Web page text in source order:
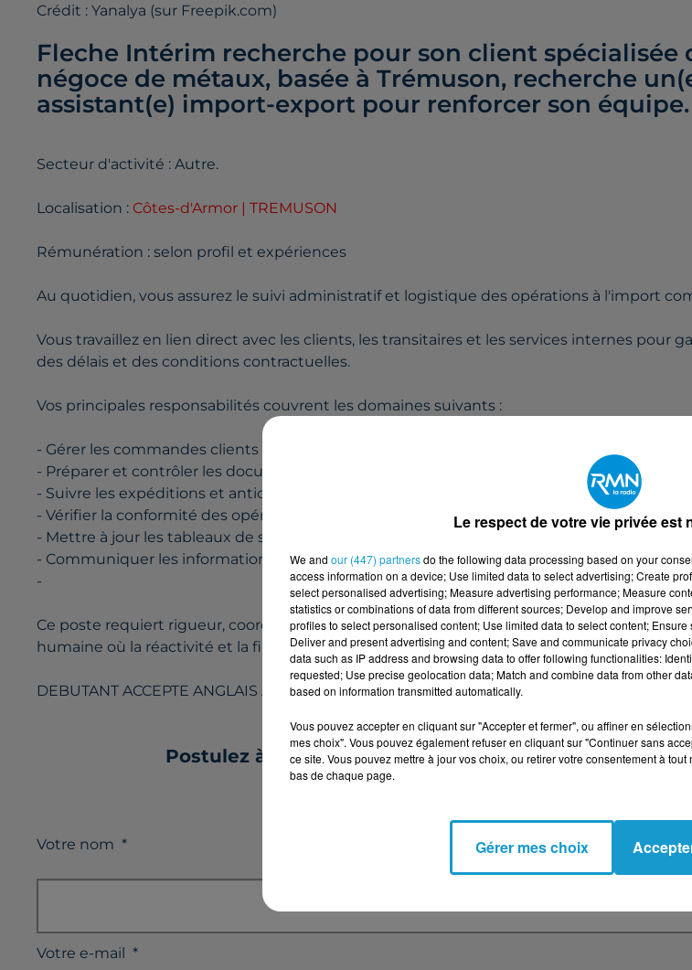
Crédit : Yanalya (sur Freepik.com)
Fleche Intérim recherche pour son client spécialisée
négoce de métaux, basée à Trémuson, recherche
assistant(e) import-export pour renforcer son équipe.
Secteur d'activité : Autre.
Localisation : Côtes-d'Armor | TREMUSON
Rémunération : selon profil et expériences
Au quotidien, vous assurez le suivi administratif et logistique des opérations à l'import
Vous travaillez en lien direct avec les clients, les transitaires et les services internes pour
des délais et des conditions contractuelles.
Vos principales responsabilités couvrent les domaines suivants :
- Gérer les commandes clients et fournisseurs jusqu'à la livraison finale
- Préparer et contrôler les documents de transport et douaniers
- Suivre les expéditions et anticiper les éventuels aléas logistiques
- Vérifier la conformité des opérations aux Incoterms et procédures en vigueur
- Mettre à jour les tableaux de suivi et les dossiers d'expédition
- Communiquer les informations de suivi aux interlocuteurs internes et externes
-
Ce poste requiert rigueur, coordination et sens du service. Vous évoluerez dans une
humaine où la réactivité et la fiabilité sont essentielles.
DEBUTANT ACCEPTE ANGLAIS APPRECIE
Postulez à l'offre : ASSISTANT(E)S IMPORT / EXPORT
Votre nom *
Votre e-mail *
Le respect de votre vie privée est
We and our (447) partnersdo the following data processing based on your
access information on a device; Use limited data to select advertising; Create
select personalised advertising; Measure advertising performance; Measure
statistics or combinations of data from different sources; Develop and improve
profiles to select personalised content; Use limited data to select content;
Deliver and present advertising and content; Save and communicate privacy
data such as IP address and browsing data to offer following functionalities:
requested; Use precise geolocation data; Match and combine data from other
based on information transmitted automatically.
Vous pouvez accepter en cliquant sur "Accepter et fermer", ou affiner en
mes choix". Vous pouvez également refuser en cliquant sur "Continuer sans
ce site. Vous pouvez mettre à jour vos choix, ou retirer votre consentement à
bas de chaque page.
Gérer mes choix